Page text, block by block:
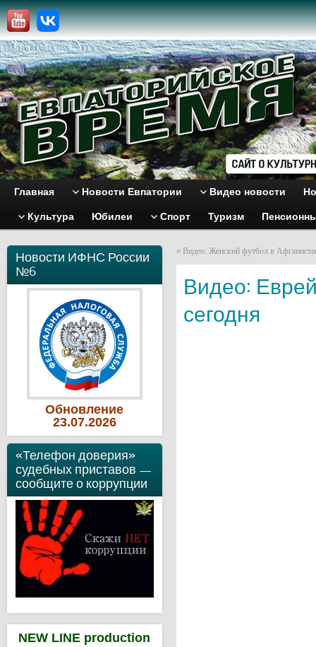
Главная Новости Евпатории Видео новости
Культура Юбилеи Спорт Туризм
Новости ИФНС России
№6
Обновление
23.07.2026
«Телефон доверия»
судебных приставов —
сообщите о коррупции
NEW LINE production
« Видео: Женский футбол в
Видео:
сегодня